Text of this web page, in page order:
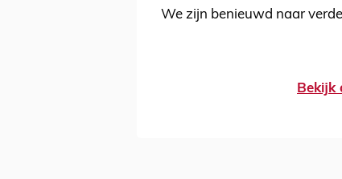
We zijn benieuwd naar
Bekijk